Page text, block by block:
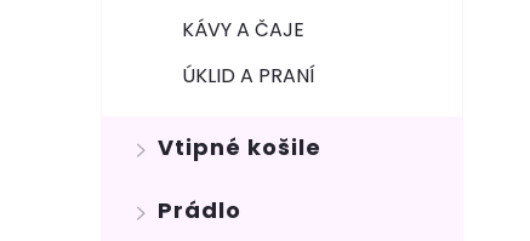
KÁVY A ČAJE
ÚKLID A PRANÍ
Vtipné košile
Prádlo